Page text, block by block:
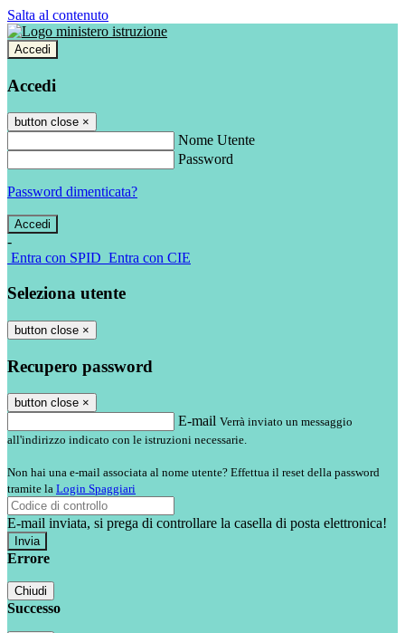
Salta al contenuto
Accedi
Accedi
button close ×
Nome Utente
Password
Password dimenticata?
-
Entra con SPID Entra con CIE
Seleziona utente
button close ×
Recupero password
button close ×
E-mail Verrà inviato un messaggio
all'indirizzo indicato con le istruzioni necessarie.
Non hai una e-mail associata al nome utente? Effettua il reset della password
tramite la Login Spaggiari
E-mail inviata, si prega di controllare la casella di posta elettronica!
Errore
Chiudi
Successo